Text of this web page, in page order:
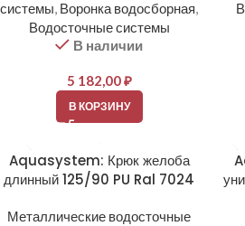
системы, Воронка водосборная,
Водосточные системы
В наличии
5 182,00₽
В КОРЗИНУ
Aquasystem: Крюк желоба
длинный 125/90 PU Ral 7024
Металлические водосточные